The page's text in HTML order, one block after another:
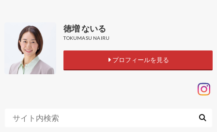
徳増 ないる
TOKUMASU NAIRU
プロフィールを見る